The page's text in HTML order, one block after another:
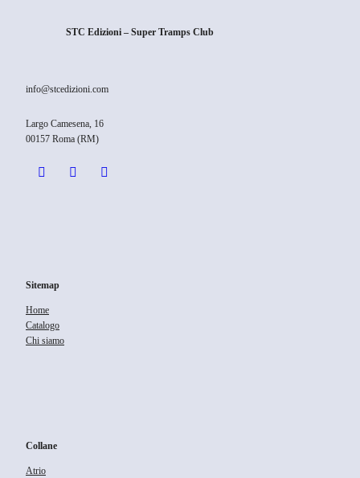
STC Edizioni – Super Tramps Club
info@stcedizioni.com
Largo Camesena, 16
00157 Roma (RM)
Sitemap
Home
Catalogo
Chi siamo
Collane
Atrio